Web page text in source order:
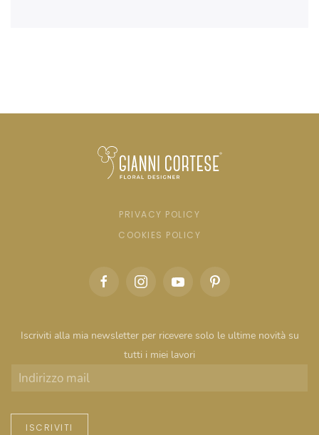
PRIVACY POLICY
COOKIES POLICY
Iscriviti alla mia newsletter per ricevere solo le ultime novità su
tutti i miei lavori
ISCRIVITI